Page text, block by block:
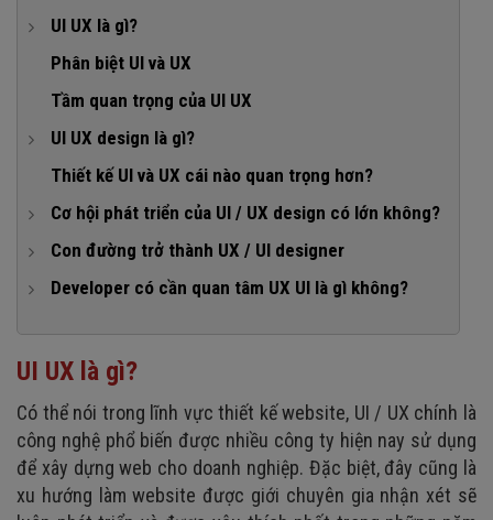
UI UX là gì?
1. UI là gì?
2. UX là gì?
Phân biệt UI và UX
Tầm quan trọng của UI UX
UI UX design là gì?
1. Công việc của UI designer
2. Công việc của UX designer
Thiết kế UI và UX cái nào quan trọng hơn?
Cơ hội phát triển của UI / UX design có lớn không?
1. Vị trí công việc
2. Lộ trình phát triển
Con đường trở thành UX / UI designer
1. UI UX designer cần học những gì?
Các kỹ năng mềm UI UX designer cần có
2. Học UI / UX ở đâu?
Developer có cần quan tâm UX UI là gì không?
Lợi thế khi các developer biết về UI / UX
UI UX là gì?
Có thể nói trong lĩnh vực thiết kế website, UI / UX chính là
công nghệ phổ biến được nhiều công ty hiện nay sử dụng
để xây dựng web cho doanh nghiệp. Đặc biệt, đây cũng là
xu hướng làm website được giới chuyên gia nhận xét sẽ